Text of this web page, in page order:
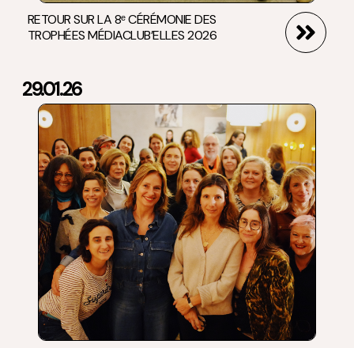
RETOUR SUR LA 8ᵉ CÉRÉMONIE DES
TROPHÉES MÉDIACLUB’ELLES 2026
29.01.26